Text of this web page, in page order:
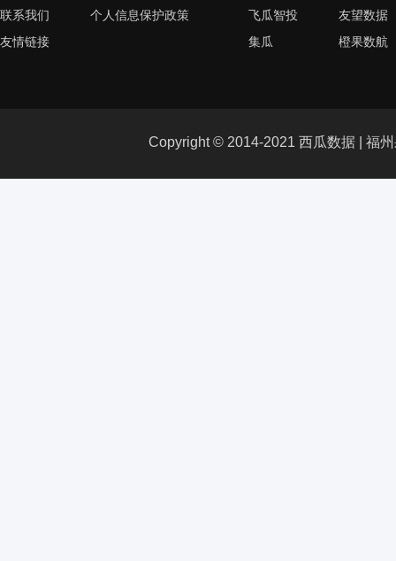
联系我们
友情链接
个人信息保护政策
飞瓜智投
集瓜
友望数据
橙果数航
Copyright © 2014-2021 西瓜数据 | 福